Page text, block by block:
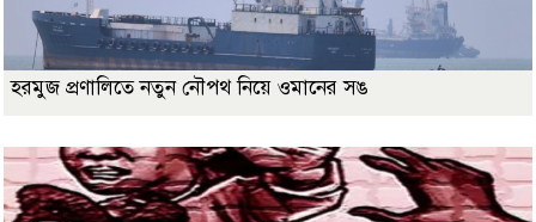
হরমুজ প্রণালিতে নতুন নৌপথ নিয়ে ওমানের সঙ